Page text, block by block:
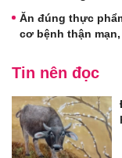
Ăn đúng thực
cơ bệnh thận
Tin nên đọc